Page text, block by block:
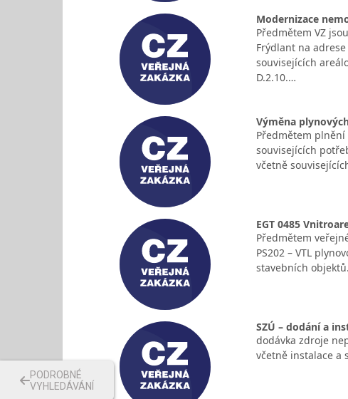
Modernizace
Předmětem VZ
Frýdlant na
souvisejících
D.2.10.…
Výměna
Předmětem
souvisejících
včetně
EGT 0485
Předmětem
PS202 – VTL
stavebních objektů.
SZÚ – dodání a
dodávka zdroje
včetně instalace a
PODROBNÉ
VYHLEDÁVÁNÍ